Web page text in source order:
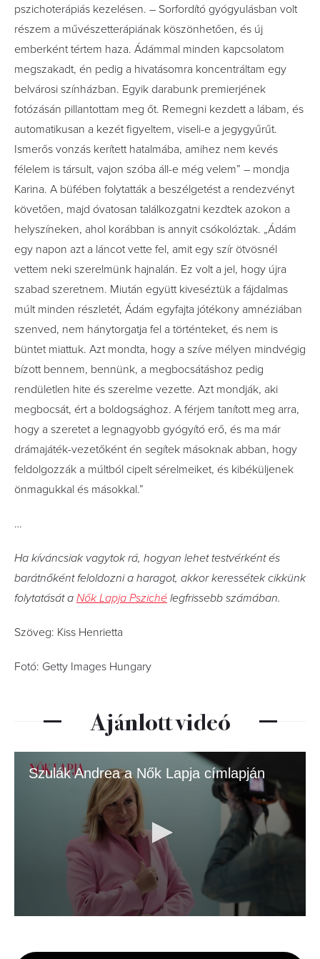
pszichoterápiás kezelésen. – Sorfordító gyógyulásban volt
részem a művészetterápiának köszönhetően, és új
emberként tértem haza. Ádámmal minden kapcsolatom
megszakadt, én pedig a hivatásomra koncentráltam egy
belvárosi színházban. Egyik darabunk premierjének
fotózásán pillantottam meg őt. Remegni kezdett a lábam, és
automatikusan a kezét ﬁgyeltem, viseli-e a jegygyűrűt.
Ismerős vonzás kerített hatalmába, amihez nem kevés
félelem is társult, vajon szóba áll-e még velem” – mondja
Karina. A büfében folytatták a beszélgetést a rendezvényt
követően, majd óvatosan találkozgatni kezdtek azokon a
helyszíneken, ahol korábban is annyit csókolóztak. „Ádám
egy napon azt a láncot vette fel, amit egy szír ötvösnél
vettem neki szerelmünk hajnalán. Ez volt a jel, hogy újra
szabad szeretnem. Miután együtt kiveséztük a fájdalmas
múlt minden részletét, Ádám egyfajta jótékony amnéziában
szenved, nem hánytorgatja fel a történteket, és nem is
büntet miattuk. Azt mondta, hogy a szíve mélyen mindvégig
bízott bennem, bennünk, a megbocsátáshoz pedig
rendületlen hite és szerelme vezette. Azt mondják, aki
megbocsát, ért a boldogsághoz. A férjem tanított meg arra,
hogy a szeretet a legnagyobb gyógyító erő, és ma már
drámajáték-vezetőként én segítek másoknak abban, hogy
feldolgozzák a múltból cipelt sérelmeiket, és kibéküljenek
önmagukkal és másokkal.”
…
Ha kíváncsiak vagytok rá, hogyan lehet testvérként és
barátnőként feloldozni a haragot, akkor keressétek cikkünk
folytatását a Nők Lapja Psziché legfrissebb számában.
Szöveg: Kiss Henrietta
Fotó: Getty Images Hungary
Ajánlott videó
Szulák Andrea a Nők Lapja címlapján